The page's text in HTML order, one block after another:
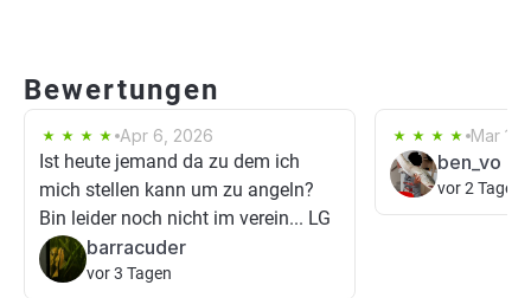
Bewertungen
Apr 6, 2026
Ist heute jemand da zu dem ich
mich stellen kann um zu angeln?
Bin leider noch nicht im verein... LG
barracuder
vor 3 Tagen
Mar
ben_vo
vor 2 Tagen